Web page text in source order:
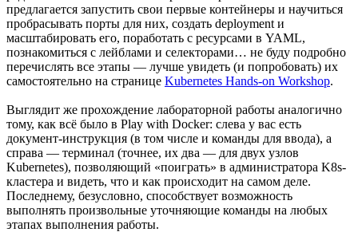
предлагается запустить свои первые контейнеры и научиться
пробрасывать порты для них, создать deployment и
масштабировать его, поработать с ресурсами в YAML,
познакомиться с лейблами и селекторами… не буду подробно
перечислять все этапы — лучше увидеть (и попробовать) их
самостоятельно на странице Kubernetes Hands-on Workshop.
Выглядит же прохождение лабораторной работы аналогично
тому, как всё было в Play with Docker: слева у вас есть
документ-инструкция (в том числе и команды для ввода), а
справа — терминал (точнее, их два — для двух узлов
Kubernetes), позволяющий «поиграть» в администратора K8s-
кластера и видеть, что и как происходит на самом деле.
Последнему, безусловно, способствует возможность
выполнять произвольные уточняющие команды на любых
этапах выполнения работы.